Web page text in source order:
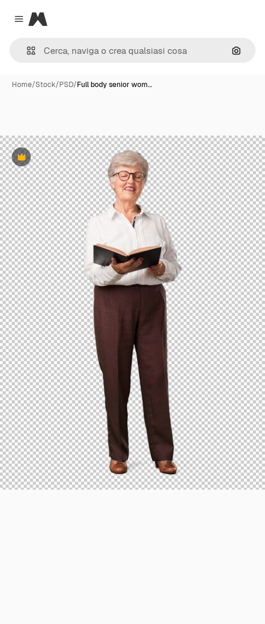
Close menu
Magnific
Cerca
Home/Stock/PSD/Full body senior wom…
Premium